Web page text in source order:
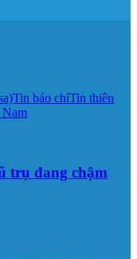
Tin báo chíTin thiên
trụ đang chậm